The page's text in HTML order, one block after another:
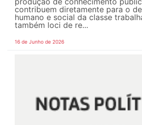
contribuem diretamente para o
humano e social da classe
também loci de re...
16 de Junho de 2026